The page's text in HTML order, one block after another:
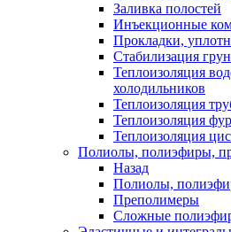
Заливка полостей
Инъекционные
Прокладки,
Стабилизация
Теплоизоляция
холодильников
Теплоизоляция
Теплоизоляция
Теплоизоляция
Полиолы, полиэфиры,
Назад
Полиолы,
Преполимеры
Сложные